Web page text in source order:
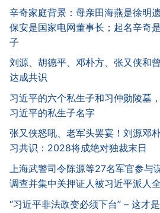
辛奇家庭背景：母亲田海燕是徐明
保安是国家电网董事长；起名辛奇
子
刘源、胡德平、邓朴方、张又侠和
达成共识
习近平的六个私生子和习仲勋陵墓
习近平的私生子名字
张又侠怒吼、老军头罢宴！刘源邓
习共识：2028将成绝对独裁末日
上海武警司令陈源等27名军官参与
调查并集中关押证人被习近平派人
“习近平非法政变必须下台” – 这才